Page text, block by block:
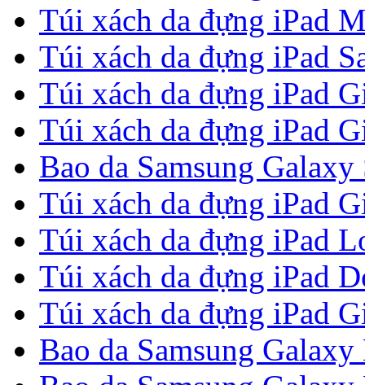
Túi xách da đựng iPad
Túi xách da đựng iPad
Túi xách da đựng iPad
Túi xách da đựng iPad
Bao da Samsung
Túi xách da đựng iPad
Túi xách da đựng iPad
Túi xách da đựng iPad
Túi xách da đựng iPad
Bao da Samsung